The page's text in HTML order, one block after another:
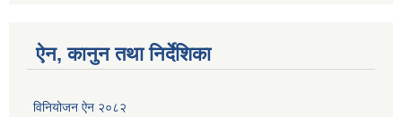
ऐन, कानुन तथा निर्देशिका
विनियोजन ऐन २०८२